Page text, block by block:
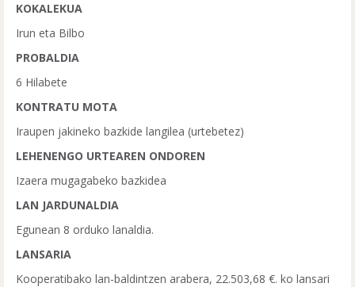
KOKALEKUA
Irun eta Bilbo
PROBALDIA
6 Hilabete
KONTRATU MOTA
Iraupen jakineko bazkide langilea (urtebetez)
LEHENENGO URTEAREN ONDOREN
Izaera mugagabeko bazkidea
LAN JARDUNALDIA
Egunean 8 orduko lanaldia.
LANSARIA
Kooperatibako lan-baldintzen arabera, 22.503,68 €. ko lansari